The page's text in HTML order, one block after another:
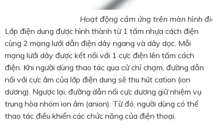
Hoạt động cảm ứng trên màn hình
Lớp điện dung được hình thành từ 1 tấm nhựa cách điện
cùng 2 mạng lưới dẫn điện dây ngang và dây dọc. Mỗi
mạng lưới dây được kết nối với 1 cực điện lên tấm cách
điện. Khi người dùng thao tác qua cử chỉ chạm, đường dẫn
nối với cực âm của lớp điện dung sẽ thu hút cation (ion
dương). Ngược lại, đường dẫn nối cực dương giữ nhiệm vụ
trung hòa nhóm ion âm (anion). Từ đó, người dùng có thể
thao tác điều khiển các chức năng của điện thoại.